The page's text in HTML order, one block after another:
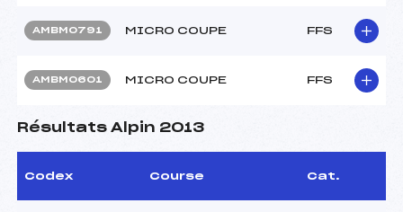
AMBM0791 MICRO COUPE FFS
AMBM0601 MICRO COUPE FFS
Résultats Alpin 2013
Codex Course Cat.